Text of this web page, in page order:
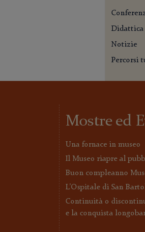
Didattica
Notizie
Percorsi
Mostre ed
Una fornace in museo
Il Museo riapre al
Buon compleanno
L’Ospitale di San
Continuità o
e la conquista